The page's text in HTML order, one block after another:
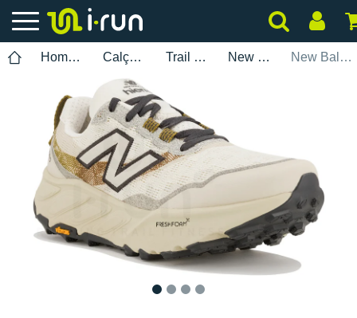
Homem Calçados Trail Running New Balance New Balance Fresh Foam X Hierro V9